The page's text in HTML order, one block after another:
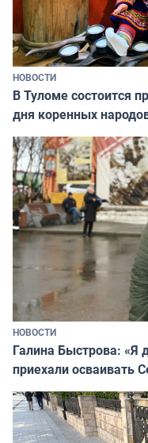
НОВОСТИ
В Туломе состоится
дня коренных
НОВОСТИ
Галина Быстрова: «Я
приехали осваивать